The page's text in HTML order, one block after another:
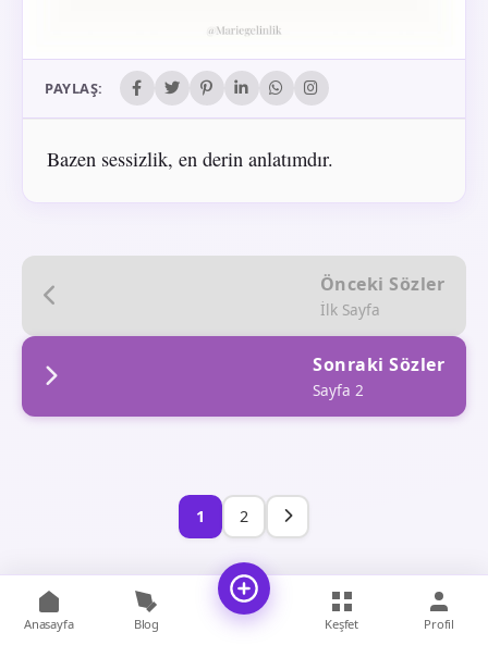
PAYLAŞ:
Bazen sessizlik, en derin anlatımdır.
Önceki Sözler
İlk Sayfa
Sonraki Sözler
Sayfa 2
1 2
Anasayfa Blog Keşfet Profil